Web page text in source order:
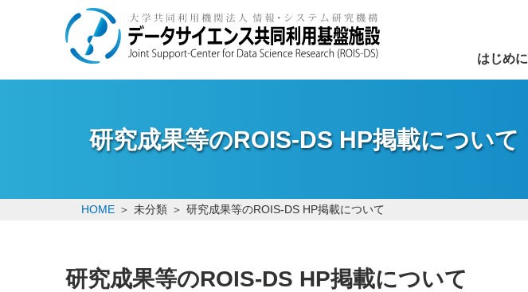
はじめに
研究成果等のROIS-DS HP掲載について
HOME 未分類 研究成果等のROIS-DS HP掲載について
研究成果等のROIS-DS HP掲載について